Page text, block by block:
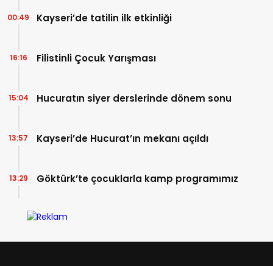
Kayseri’de tatilin ilk etkinliği
00:49
Filistinli Çocuk Yarışması
16:16
Hucuratın siyer derslerinde dönem sonu
15:04
Kayseri’de Hucurat’ın mekanı açıldı
13:57
Göktürk’te çocuklarla kamp programımız
13:29